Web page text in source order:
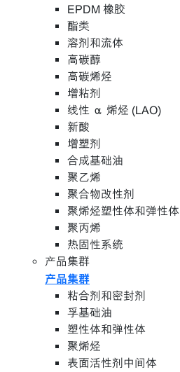
EPDM 橡胶
酯类
溶剂和流体
高碳醇
高碳烯烃
增粘剂
线性 α 烯烃 (LAO)
新酸
增塑剂
合成基础油
聚乙烯
聚合物改性剂
聚烯烃塑性体和弹性体
聚丙烯
热固性系统
产品集群
产品集群
粘合剂和密封剂
孚基础油
塑性体和弹性体
聚烯烃
表面活性剂中间体